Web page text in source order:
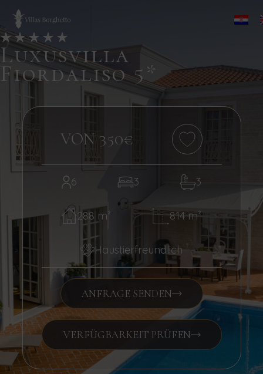
Luxusvilla
Fiordaliso 5*
VON 350€
6 3 3
288 m² 814 m²
Haustierfreundlich
ANFRAGE SENDEN
VERFÜGBARKEIT PRÜFEN